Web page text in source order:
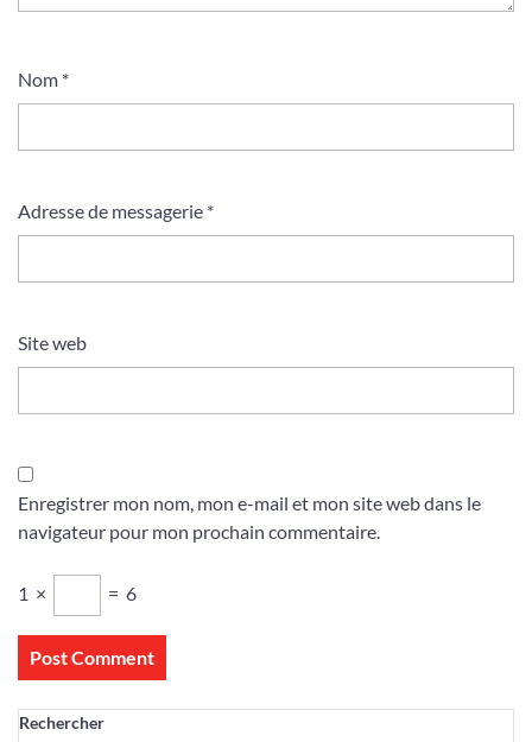
Nom *
Adresse de messagerie *
Site web
Enregistrer mon nom, mon e-mail et mon site web dans le
navigateur pour mon prochain commentaire.
1 × = 6
Rechercher